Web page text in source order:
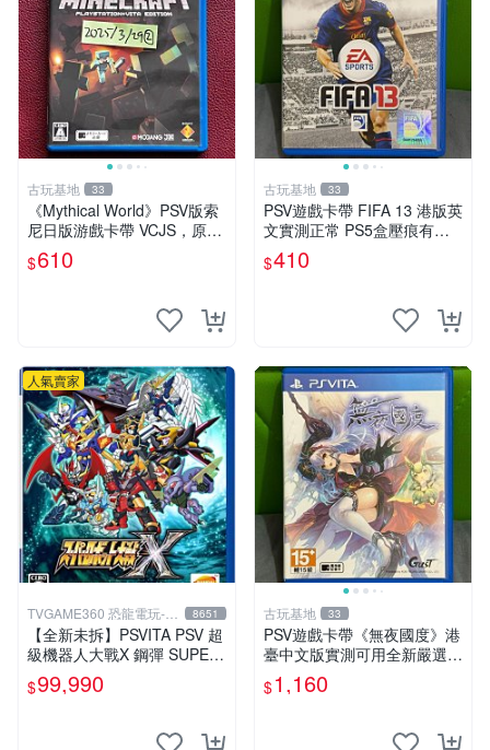
古玩基地 33
《Mythical World》PSV版索
尼日版游戲卡帶 VCJS，原裝
進口帶全盒說明書，支持主機
運行。Mythical World PSV
$610
古玩基地 33
PSV遊戲卡帶 FIFA 13 港版英
文實測正常 PS5盒壓痕有圖
可驗收 FIFA 13 PSV 港版 游
玩無問題 PSV FIFA 13 港版
$410
人氣賣家
TVGAME360 恐龍電玩-台
中店
8651
【全新未拆】PSVITA PSV 超
級機器人大戰X 鋼彈 SUPER
ROBOT WARS X 中文版【台
中恐龍電玩】
$99,990
古玩基地 33
PSV遊戲卡帶《無夜國度》港
臺中文版實測可用全新嚴選成
色如圖可放心購買 無夜國度
PSV 港臺中文 游戲卡帶
$1,160